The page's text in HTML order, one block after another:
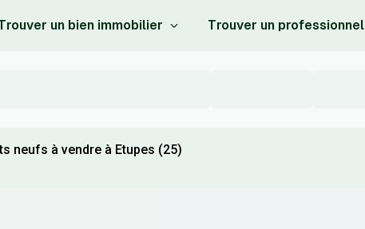
un bien immobilier Trouver un professionnel
neufs à vendre à Etupes (25)